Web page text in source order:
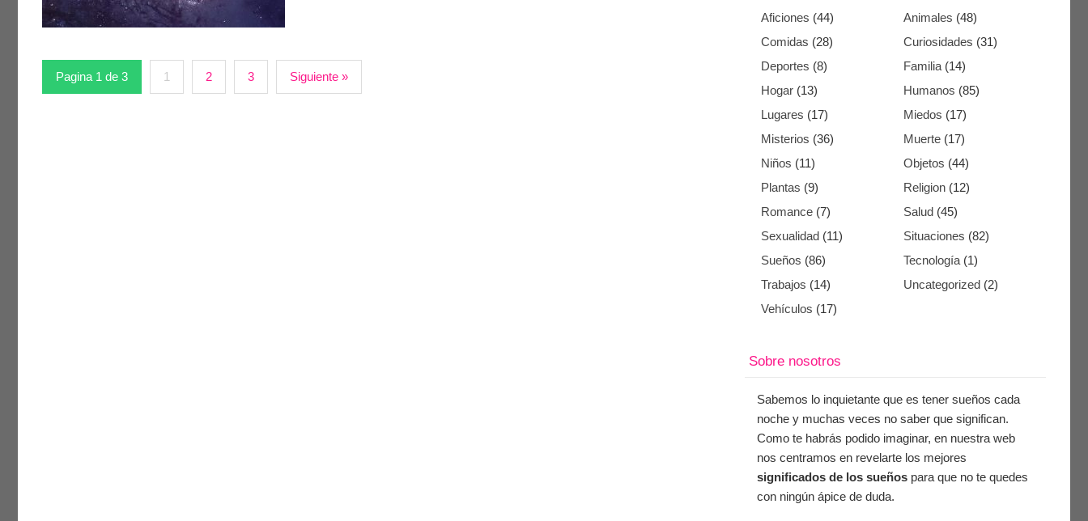
Pagina 1 de 3 1 2 3 Siguiente »
Aficiones (44) Animales (48)
Comidas (28) Curiosidades (31)
Deportes (8) Familia (14)
Hogar (13) Humanos (85)
Lugares (17) Miedos (17)
Misterios (36) Muerte (17)
Niños (11) Objetos (44)
Plantas (9) Religion (12)
Romance (7) Salud (45)
Sexualidad (11) Situaciones (82)
Sueños (86) Tecnología (1)
Trabajos (14) Uncategorized (2)
Vehículos (17)
Sobre nosotros
Sabemos lo inquietante que es tener sueños cada
noche y muchas veces no saber que significan.
Como te habrás podido imaginar, en nuestra web
nos centramos en revelarte los mejores
significados de los sueños para que no te quedes
con ningún ápice de duda.